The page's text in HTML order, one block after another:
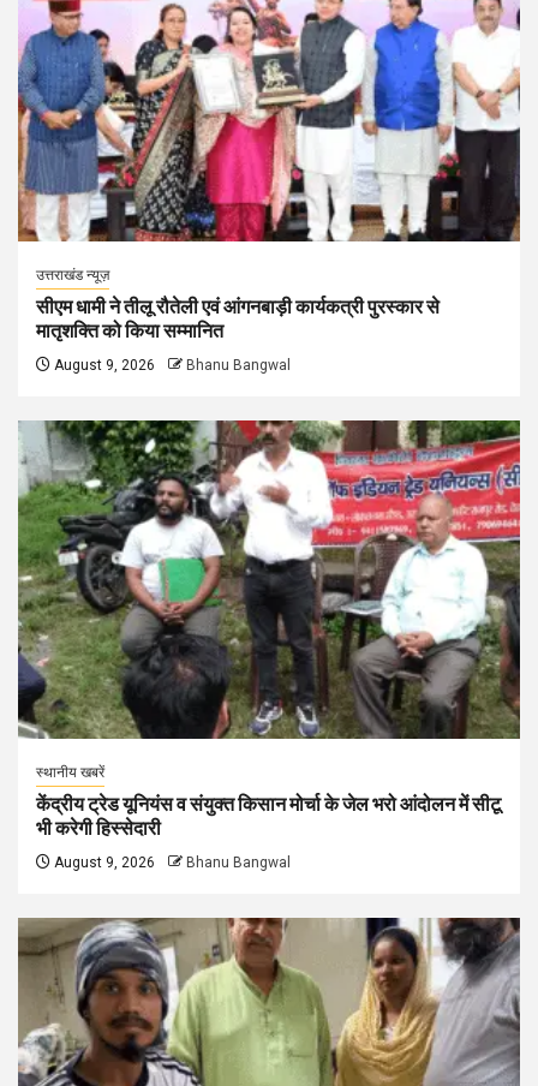
उत्तराखंड न्यूज़
सीएम धामी ने तीलू रौतेली एवं आंगनबाड़ी कार्यकत्री पुरस्कार से
मातृशक्ति को किया सम्मानित
August 9, 2026 Bhanu Bangwal
स्थानीय खबरें
केंद्रीय ट्रेड यूनियंस व संयुक्त किसान मोर्चा के जेल भरो आंदोलन में सीटू
भी करेगी हिस्सेदारी
August 9, 2026 Bhanu Bangwal